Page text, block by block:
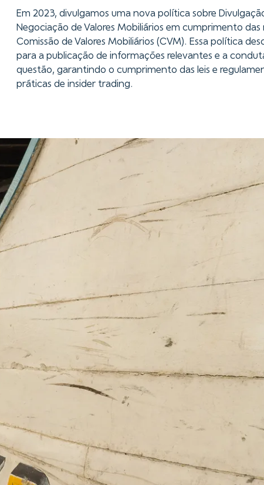
Em 2023, divulgamos uma nova política sobre
Negociação de Valores Mobiliários em cumprimento das
Comissão de Valores Mobiliários (CVM). Essa política
para a publicação de informações relevantes e a
questão, garantindo o cumprimento das leis e
práticas de insider trading.